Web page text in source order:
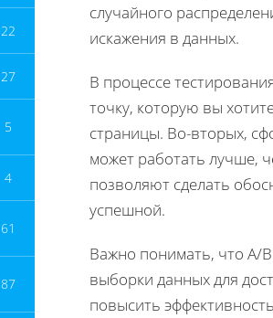
22
27
5
4
61
87
случайного
искажения в данных.
В процессе
точку, которую вы
страницы. Во-вторых,
может работать лучше,
позволяют сделать
успешной.
Важно понимать, что A/
выборки данных для
повысить